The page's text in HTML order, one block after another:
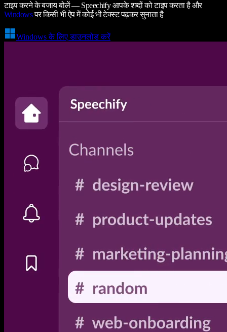
टाइप करने के बजाय बोलें — Speechify आपके शब्दों को टाइप करता है और
Windowsपर किसी भी ऐप में कोई भी टेक्स्ट पढ़कर सुनाता है
Windows के लिए डाउनलोड करें